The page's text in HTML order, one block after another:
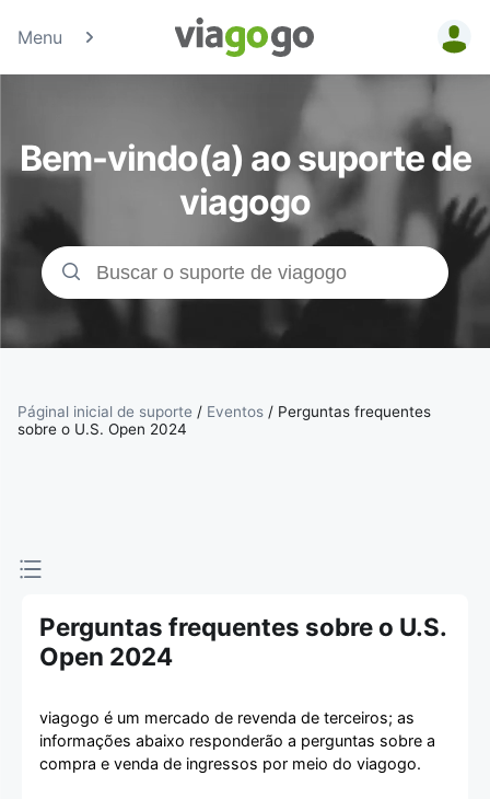
Menu
Bilhetes -
Concertos,
Desporto e
Teatro |
Bolsa de
Bilhetes da
viagogo
Bem-vindo(a) ao suporte de
viagogo
Páginal inicial de suporte / Eventos / Perguntas frequentes
sobre o U.S. Open 2024
Perguntas frequentes sobre o U.S.
Open 2024
viagogo é um mercado de revenda de terceiros; as
informações abaixo responderão a perguntas sobre a
compra e venda de ingressos por meio do viagogo.